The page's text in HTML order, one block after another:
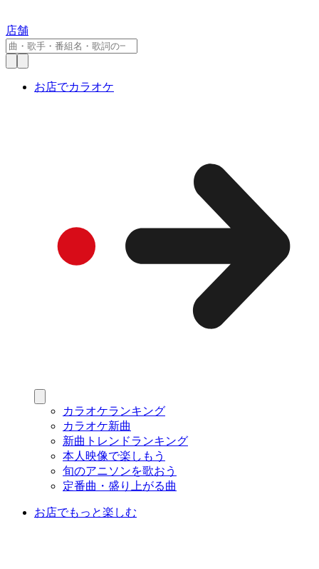
店舗
お店でカラオケ
カラオケランキング
カラオケ新曲
新曲トレンドランキング
本人映像で楽しもう
旬のアニソンを歌おう
定番曲・盛り上がる曲
お店でもっと楽しむ